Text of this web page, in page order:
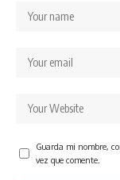
Guarda mi nombre,
vez que comente.